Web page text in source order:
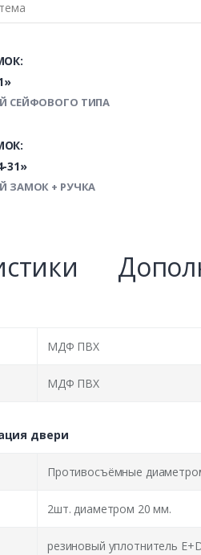
СЕЙФОВОГО ТИПА
31»
ЗАМОК + РУЧКА
МДФ ПВХ
МДФ ПВХ
двери
Противосъёмные
2шт. диаметром 20 мм.
резиновый уплотнитель